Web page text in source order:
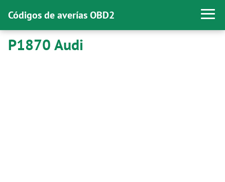
Códigos de averías OBD2
P1870 Audi